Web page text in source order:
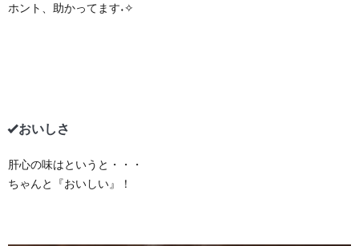
ホント、助かってます˖✧
おいしさ
肝心の味はというと・・・
ちゃんと『おいしい』！